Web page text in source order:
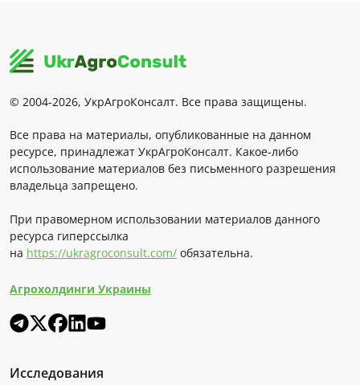
© 2004-2026, УкрАгроКонсалт. Все права защищены.
Все права на материалы, опубликованные на данном
ресурсе, принадлежат УкрАгроКонсалт. Какое-либо
использование материалов без письменного разрешения
владельца запрещено.
При правомерном использовании материалов данного
ресурса гиперссылка
на https://ukragroconsult.com/ обязательна.
Агрохолдинги Украины
Исследования